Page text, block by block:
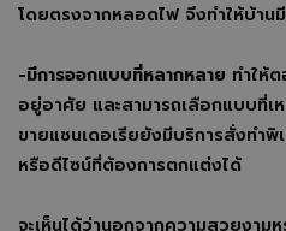
โดยตรงจากหลอดไฟ จึงทำให้บ้า
-มีการออกแบบที่หลากหลาย ทำให้
อยู่อาศัย และสามารถเลือกแบบที่เ
ขายแชนเดอเรียยังมีบริการสั่งทำพิ
หรือดีไซน์ที่ต้องการตกแต่งได้
จะเห็นได้ว่านอกจากความสวยงาม